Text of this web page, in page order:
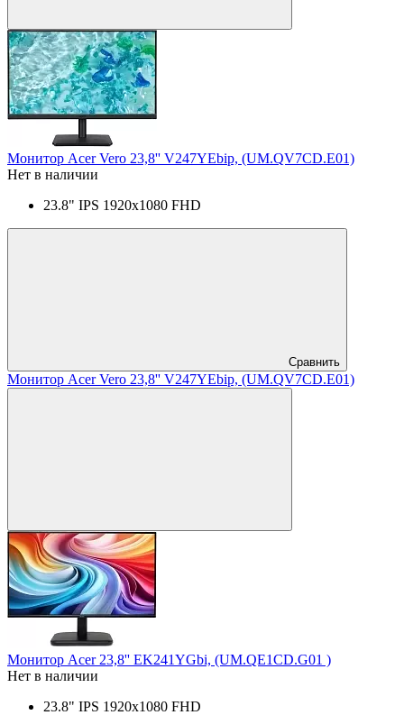
Монитор Acer Vero 23,8'' V247YEbip, (UM.QV7CD.E01)
Нет в наличии
23.8" IPS 1920x1080 FHD
Сравнить
Монитор Acer Vero 23,8'' V247YEbip, (UM.QV7CD.E01)
Монитор Acer 23,8'' EK241YGbi, (UM.QE1CD.G01 )
Нет в наличии
23.8" IPS 1920x1080 FHD